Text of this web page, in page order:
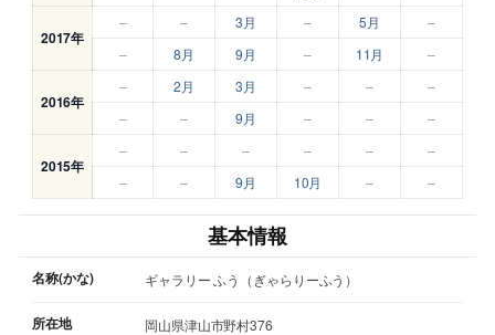
2017年
– – 3月 – 5月
–
–
8月 9月 – 11月 –
2016年
– 2月 3月 – –
–
–
– 9月 – – –
2015年
– – – – –
–
–
– 9月 10月 – –
基本情報
名称(かな) ギャラリー ふう（ぎゃらりーふう）
所在地 岡山県津山市野村376